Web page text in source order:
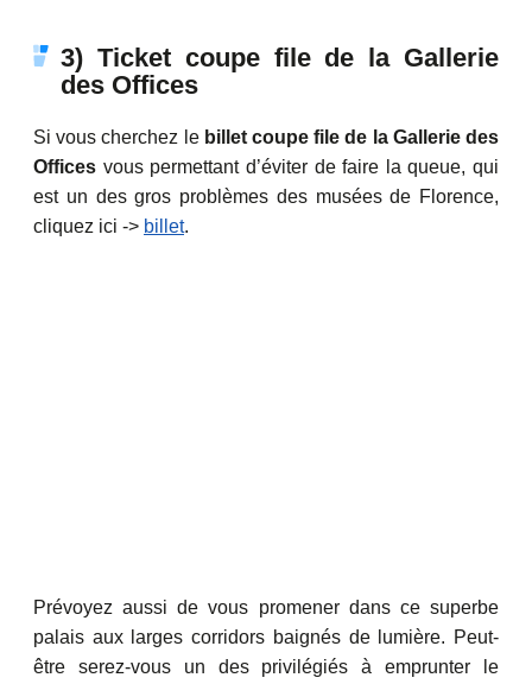
3) Ticket coupe file de la Gallerie
des Offices
Si vous cherchez le billet coupe file de la Gallerie des
Offices vous permettant d’éviter de faire la queue, qui
est un des gros problèmes des musées de Florence,
cliquez ici -> billet.
Prévoyez aussi de vous promener dans ce superbe
palais aux larges corridors baignés de lumière. Peut-
être serez-vous un des privilégiés à emprunter le